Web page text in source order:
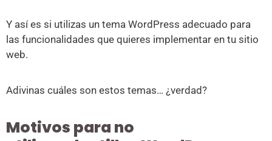
Y así es si utilizas un tema WordPress adecuado para
las funcionalidades que quieres implementar en tu sitio
web.
Adivinas cuáles son estos temas… ¿verdad?
Motivos para no